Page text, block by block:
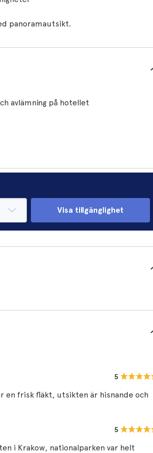
panoramautsikt.
avlämning på hotellet
Visa tillgänglighet
5
en frisk fläkt, utsikten är hisnande och
5
i Krakow, nationalparken var helt